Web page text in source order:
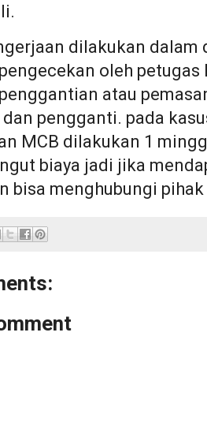
dilakukan dalam
oleh petugas
atau
pengganti. pada
MCB dilakukan 1
biaya jadi jika
bisa menghubungi